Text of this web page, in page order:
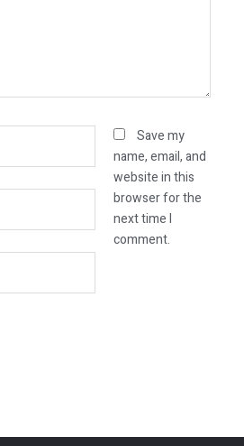
Save my
name, email, and
website in this
browser for the
next time I
comment.